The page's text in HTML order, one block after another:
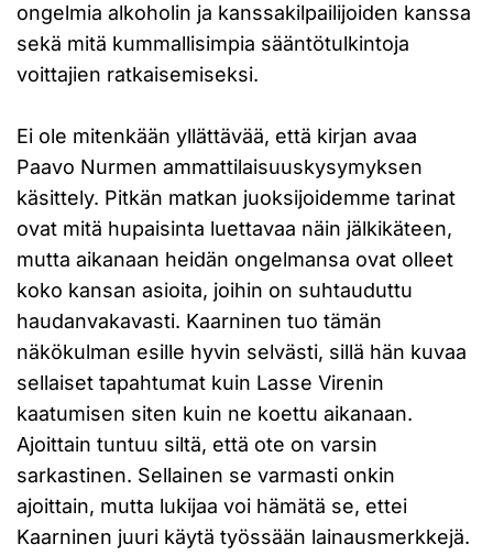
ongelmia alkoholin ja kanssakilpailijoiden kanssa
sekä mitä kummallisimpia sääntötulkintoja
voittajien ratkaisemiseksi.
Ei ole mitenkään yllättävää, että kirjan avaa
Paavo Nurmen ammattilaisuuskysymyksen
käsittely. Pitkän matkan juoksijoidemme tarinat
ovat mitä hupaisinta luettavaa näin jälkikäteen,
mutta aikanaan heidän ongelmansa ovat olleet
koko kansan asioita, joihin on suhtauduttu
haudanvakavasti. Kaarninen tuo tämän
näkökulman esille hyvin selvästi, sillä hän kuvaa
sellaiset tapahtumat kuin Lasse Virenin
kaatumisen siten kuin ne koettu aikanaan.
Ajoittain tuntuu siltä, että ote on varsin
sarkastinen. Sellainen se varmasti onkin
ajoittain, mutta lukijaa voi hämätä se, ettei
Kaarninen juuri käytä työssään lainausmerkkejä.